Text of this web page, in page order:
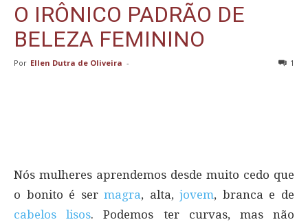
O IRÔNICO PADRÃO DE
BELEZA FEMININO
Por Ellen Dutra de Oliveira - 1
Nós mulheres aprendemos desde muito cedo que
o bonito é sermagra, alta,jovem, branca e de
cabelos lisos. Podemos ter curvas, mas não